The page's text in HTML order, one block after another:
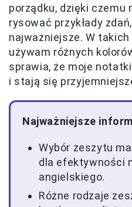
porządku, dzięki czemu
rysować przykłady
najważniejsze. W
używam różnych
sprawia, że moje
i stają się
Najważniejsze
Wybór zeszytu
dla efektywności
angielskiego.
Różne rodzaje